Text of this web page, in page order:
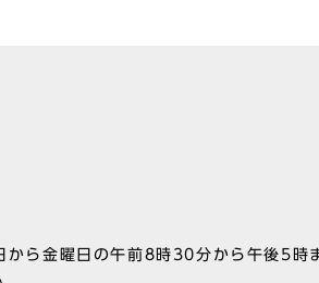
から金曜日の午前8時30分から午後5